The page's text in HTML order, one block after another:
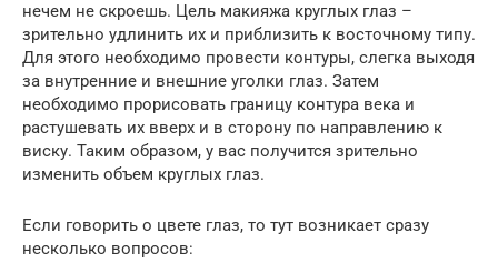
нечем не скроешь. Цель макияжа круглых глаз –
зрительно удлинить их и приблизить к восточному типу.
Для этого необходимо провести контуры, слегка выходя
за внутренние и внешние уголки глаз. Затем
необходимо прорисовать границу контура века и
растушевать их вверх и в сторону по направлению к
виску. Таким образом, у вас получится зрительно
изменить объем круглых глаз.
Если говорить о цвете глаз, то тут возникает сразу
несколько вопросов: